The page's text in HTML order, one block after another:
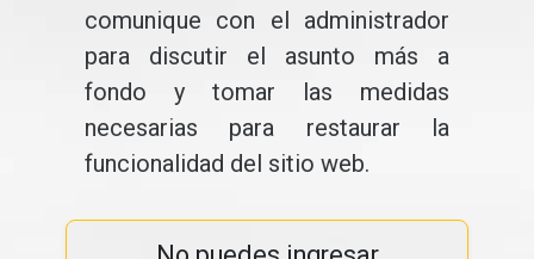
comunique con el administrador
para discutir el asunto más a
fondo y tomar las medidas
necesarias para restaurar la
funcionalidad del sitio web.